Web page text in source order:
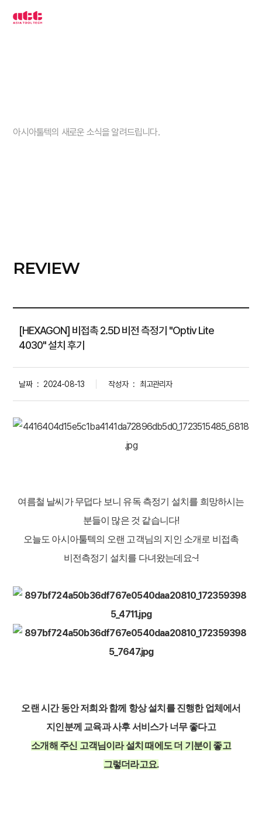
아시아툴텍의 새로운 소식을 알려드립니다.
REVIEW
[HEXAGON] 비접촉 2.5D 비전 측정기 "Optiv Lite
4030" 설치 후기
날짜 : 2024-08-13 작성자 : 최고관리자
여름철 날씨가 무덥다 보니 유독 측정기 설치를 희망하시는
분들이 많은 것 같습니다!
오늘도 아시아툴텍의 오랜 고객님의 지인 소개로 비접촉
비전측정기 설치를 다녀왔는데요~!
오랜 시간 동안 저희와 함께 항상 설치를 진행한 업체에서
지인분께 교육과 사후 서비스가 너무 좋다고
소개해 주신 고객님이라 설치 때에도 더 기분이 좋고
그렇더라고요.